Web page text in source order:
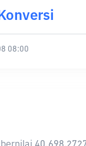
Konversi
08:00